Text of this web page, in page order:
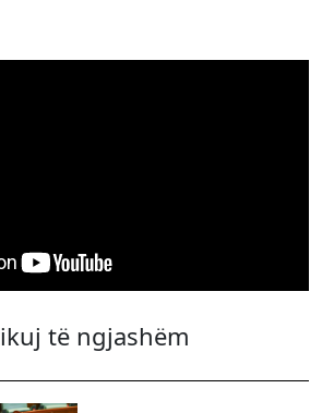
të ngjashëm